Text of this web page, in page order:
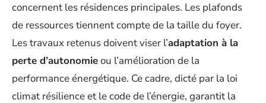
concernent les résidences principales. Les plafonds
de ressources tiennent compte de la taille du foyer.
Les travaux retenus doivent viser l’adaptation à la
perte d’autonomieou l’amélioration de la
performance énergétique. Ce cadre, dicté par la loi
climat résilience et le code de l’énergie, garantit la